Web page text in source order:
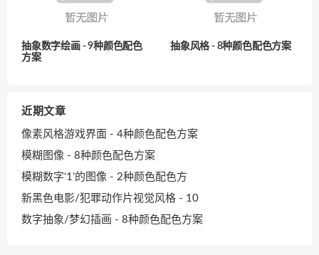
抽象数字绘画 - 9种颜色配色
方案
抽象风格 - 8种颜色配色方案
近期文章
像素风格游戏界面 - 4种颜色配色方案
模糊图像 - 8种颜色配色方案
模糊数字‘1’的图像 - 2种颜色配色方
新黑色电影/犯罪动作片视觉风格 - 10
数字抽象/梦幻插画 - 8种颜色配色方案